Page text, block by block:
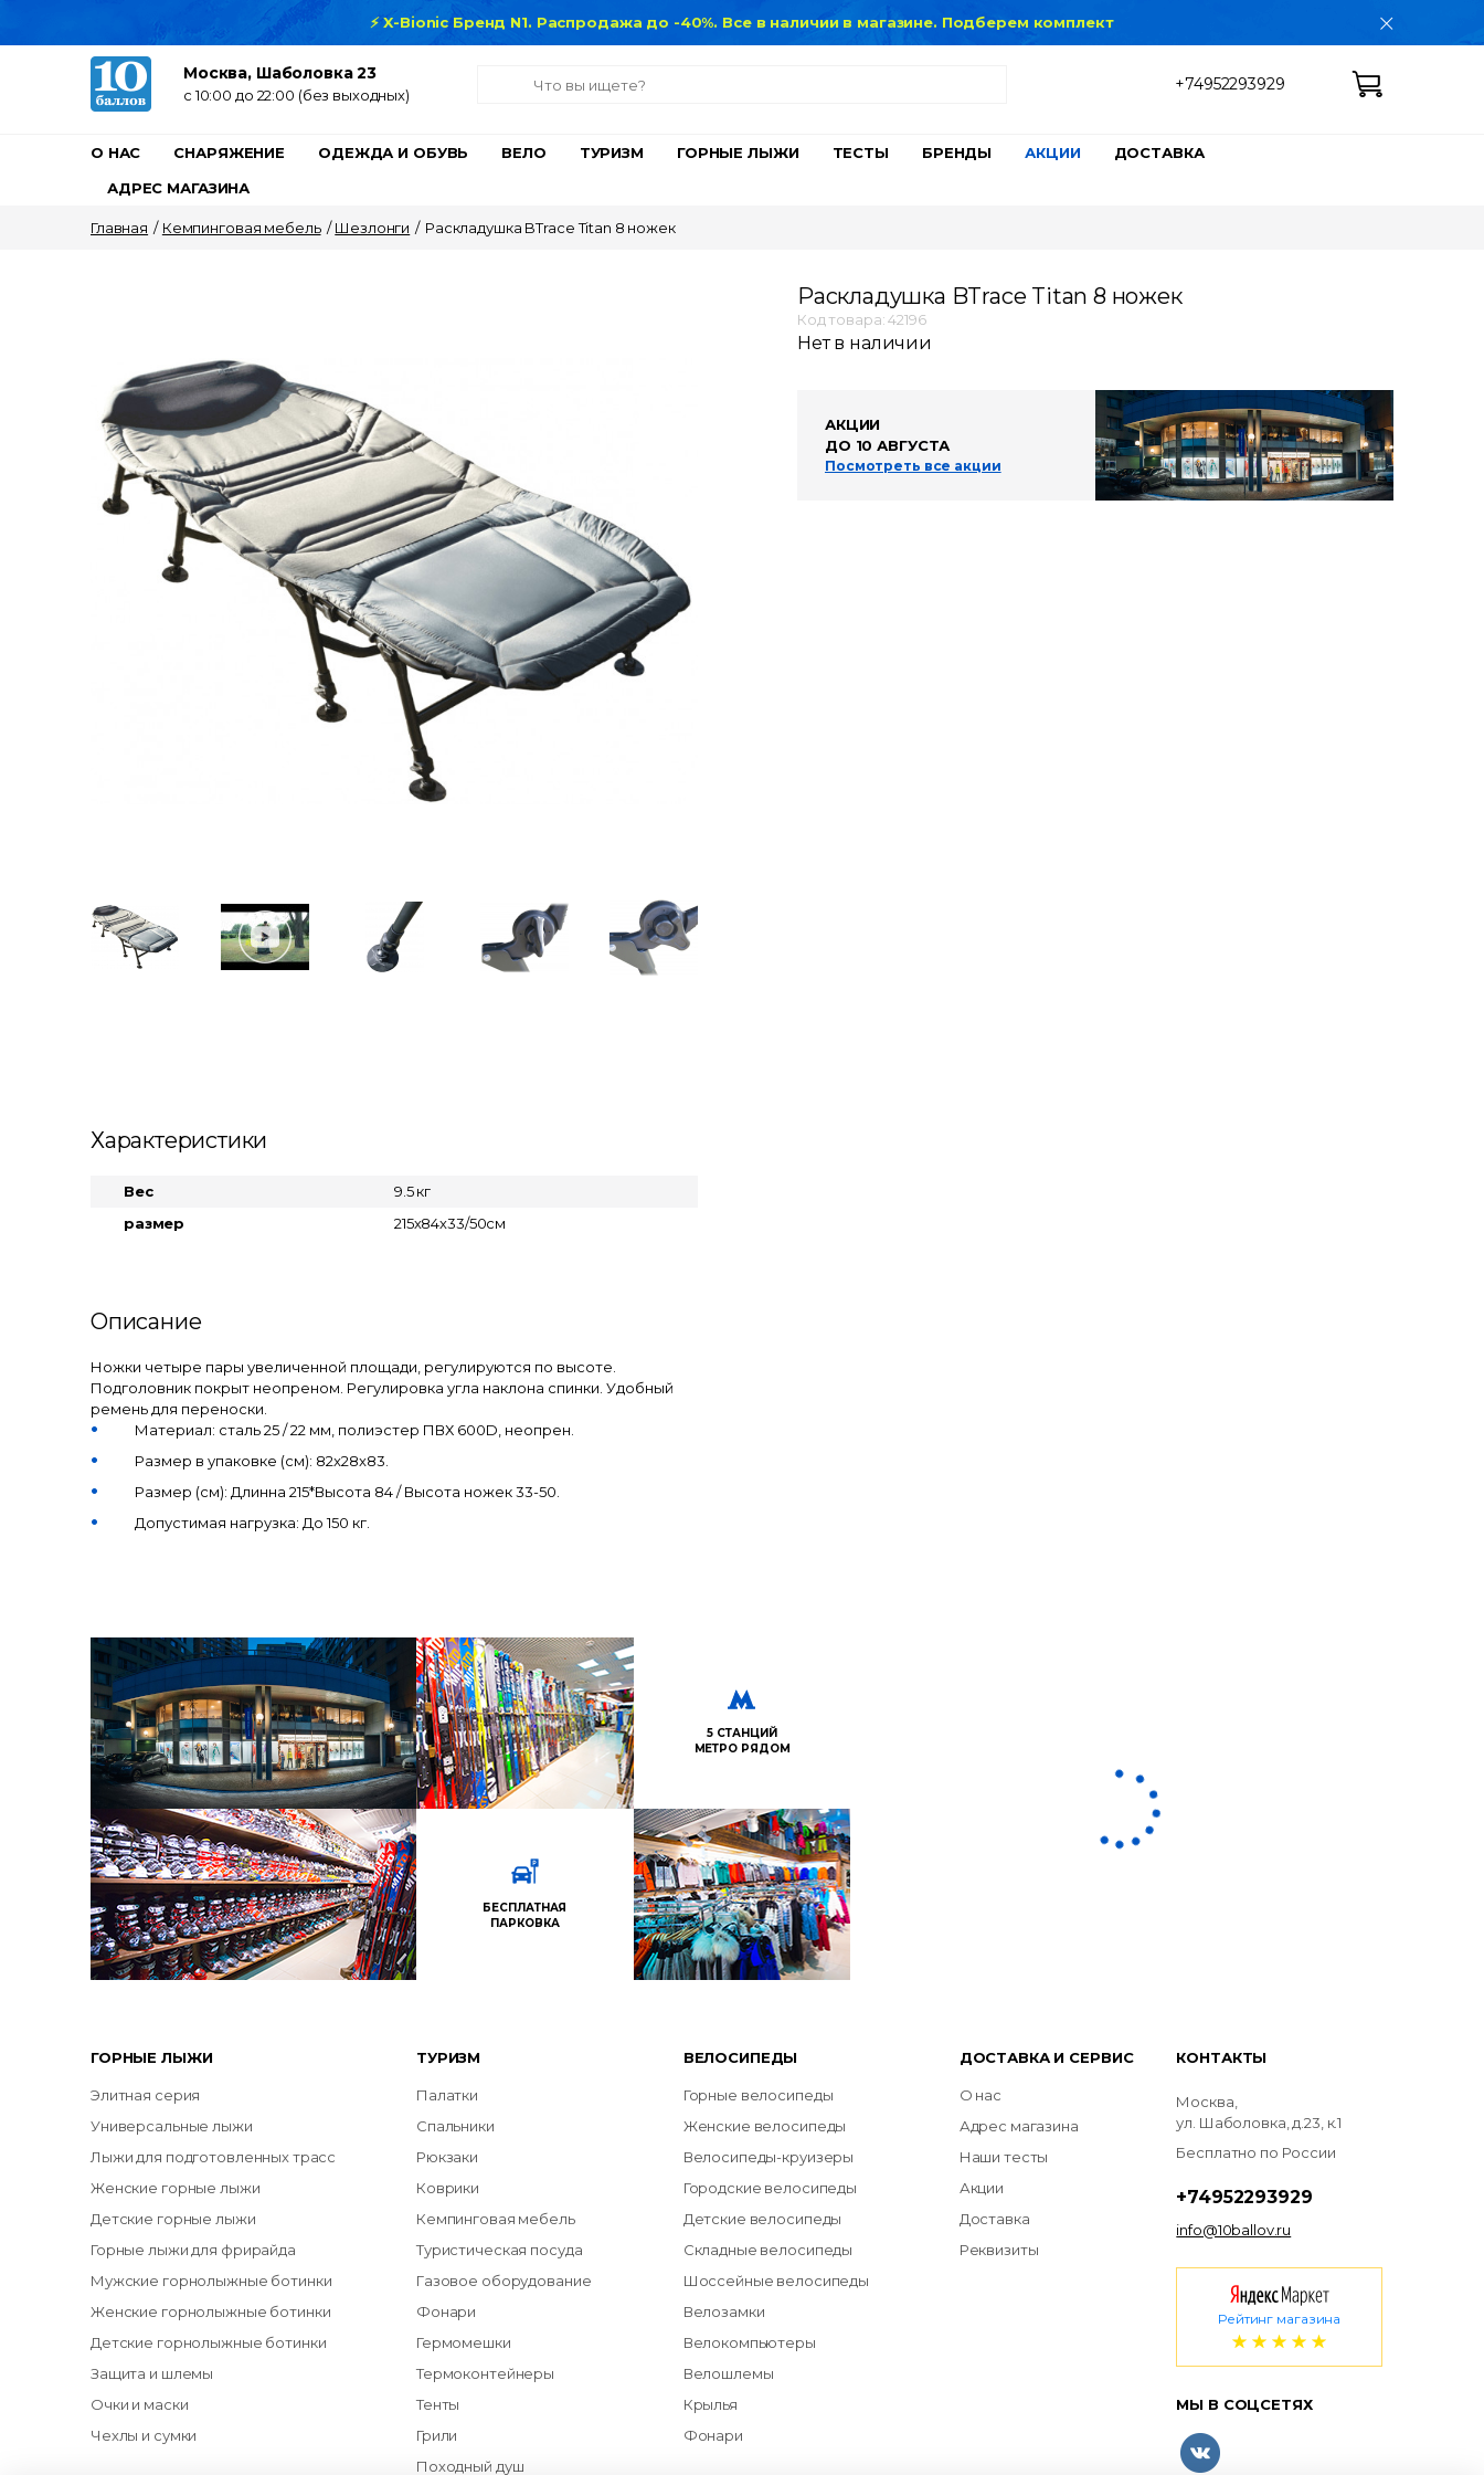
⚡ X-Bionic Бренд N1. Распродажа до -40%. Все в наличии в магазине. Подберем комплект
Москва, Шаболовка 23
c 10:00 до 22:00 (без выходных)
+74952293929
О НАС СНАРЯЖЕНИЕ ОДЕЖДА И ОБУВЬ ВЕЛО ТУРИЗМ ГОРНЫЕ ЛЫЖИ ТЕСТЫ БРЕНДЫ АКЦИИ
ДОСТАВКА
АДРЕС МАГАЗИНА
Главная / Кемпинговая мебель /Шезлонги / Раскладушка BTrace Titan 8 ножек
Характеристики
Вес
9.5 кг
размер
215х84х33/50см
Описание
Ножки четыре пары увеличенной площади, регулируются по высоте.
Подголовник покрыт неопреном. Регулировка угла наклона спинки. Удобный
ремень для переноски.
Материал: сталь 25 / 22 мм, полиэстер ПВХ 600D, неопрен.
Размер в упаковке (см): 82x28x83.
Размер (см): Длинна 215*Высота 84 / Высота ножек 33-50.
Допустимая нагрузка: До 150 кг.
Раскладушка BTrace Titan 8 ножек
Код товара: 42196
Нет в наличии
АКЦИИ
ДО 10 АВГУСТА
Посмотреть все акции
БЕСПЛАТНАЯ
ПАРКОВКА
5 СТАНЦИЙ
МЕТРО РЯДОМ
ГОРНЫЕ ЛЫЖИ
Элитная серия
Универсальные лыжи
Лыжи для подготовленных трасс
Женские горные лыжи
Детские горные лыжи
Горные лыжи для фрирайда
Мужские горнолыжные ботинки
Женские горнолыжные ботинки
Детские горнолыжные ботинки
Защита и шлемы
Очки и маски
Чехлы и сумки
ТУРИЗМ
Палатки
Спальники
Рюкзаки
Коврики
Кемпинговая мебель
Туристическая посуда
Газовое оборудование
Фонари
Гермомешки
Термоконтейнеры
Тенты
Грили
Походный душ
ВЕЛОСИПЕДЫ
Горные велосипеды
Женские велосипеды
Велосипеды-круизеры
Городские велосипеды
Детские велосипеды
Складные велосипеды
Шоссейные велосипеды
Велозамки
Велокомпьютеры
Велошлемы
Крылья
Фонари
ДОСТАВКА И СЕРВИС
О нас
Адрес магазина
Наши тесты
Акции
Доставка
Реквизиты
КОНТАКТЫ
Москва,
ул. Шаболовка, д.23, к.1
Бесплатно по России
+74952293929
info@10ballov.ru
Рейтинг магазина
МЫ В СОЦСЕТЯХ